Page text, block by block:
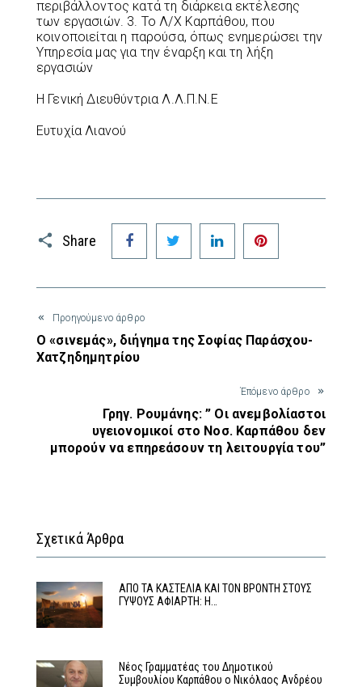
περιβάλλοντος κατά τη διάρκεια εκτέλεσης
των εργασιών. 3. Το Λ/Χ Καρπάθου, που
κοινοποιείται η παρούσα, όπως ενημερώσει την
Υπηρεσία μας για την έναρξη και τη λήξη
εργασιών
Η Γενική Διευθύντρια Λ.Λ.Π.Ν.Ε
Ευτυχία Λιανού
Share
Facebook Twitter LinkedIn
Προηγούμενο άρθρο
Ο «σινεμάς», διήγημα της Σοφίας Παράσχου-
Χατζηδημητρίου
Έπόμενο άρθρο
Γρηγ. Ρουμάνης: ” Οι ανεμβολίαστοι
υγειονομικοί στο Νοσ. Καρπάθου δεν
μπορούν να επηρεάσουν τη λειτουργία του”
Σχετικά Άρθρα
ΑΠΟ ΤΑ ΚΑΣΤΕΛΙΑ ΚΑΙ ΤΟΝ ΒΡΟΝΤΗ ΣΤΟΥΣ
ΓΥΨΟΥΣ ΑΦΙΑΡΤΗ: Η…
Νέος Γραμματέας του Δημοτικού
Συμβουλίου Καρπάθου ο Νικόλαος Ανδρέου